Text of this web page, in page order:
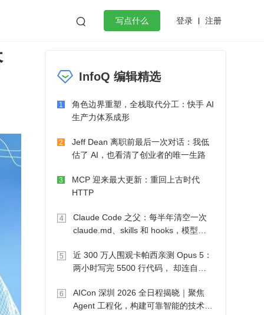
 写点什么 登录 注册
作
微服务架构 flutter
InfoQ 编辑精选
1
角色边界重塑，全栈取代分工：快手 AI
生产力体系成形
2
Jeff Dean 离职前最后一次对话：我低
估了 AI，也看清了创业者的唯一生路
3
MCP 迎来最大更新：重回上古时代
HTTP
4
Claude Code 之父：每半年清空一次
claude.md、skills 和 hooks，模型自
5
近 300 万人围观卡帕西亲测 Opus 5：
两小时写完 5500 行代码， 却连自己
6
AICon 深圳 2026 全日程揭晓｜聚焦
Agent 工程化，构建可靠智能的技术路